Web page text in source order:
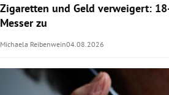
Zigaretten und Geld verweigert:
Messer zu
Michaela Reibenwein04.08.2026